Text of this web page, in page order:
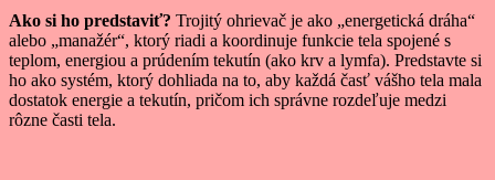
Ako si ho predstaviť? Trojitý ohrievač je ako „energetická dráha“
alebo „manažér“, ktorý riadi a koordinuje funkcie tela spojené s
teplom, energiou a prúdením tekutín (ako krv a lymfa). Predstavte si
ho ako systém, ktorý dohliada na to, aby každá časť vášho tela mala
dostatok energie a tekutín, pričom ich správne rozdeľuje medzi
rôzne časti tela.